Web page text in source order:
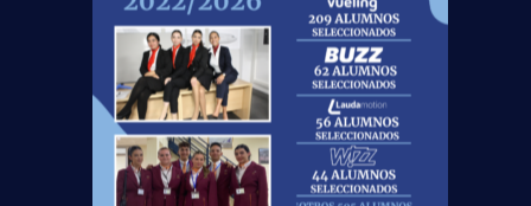
Riyadh Air:Llevará a cabo un Proceso de
selección en Barcelona
One Airways:Abre convocatoria para bases en
Madrid.
Si estás formándote o ya cuentas con tu
certificación TCP, este es el momento de preparar
tu candidatura en las convocatorias empleo para